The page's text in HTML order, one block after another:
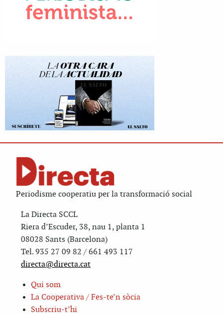
Periodisme cooperatiu per la transformació social
La Directa SCCL
Riera d’Escuder, 38, nau 1, planta 1
08028 Sants (Barcelona)
Tel. 935 27 09 82 / 661 493 117
directa@directa.cat
Qui som
La Cooperativa / Fes-te’n sòcia
Subscriu-t’hi